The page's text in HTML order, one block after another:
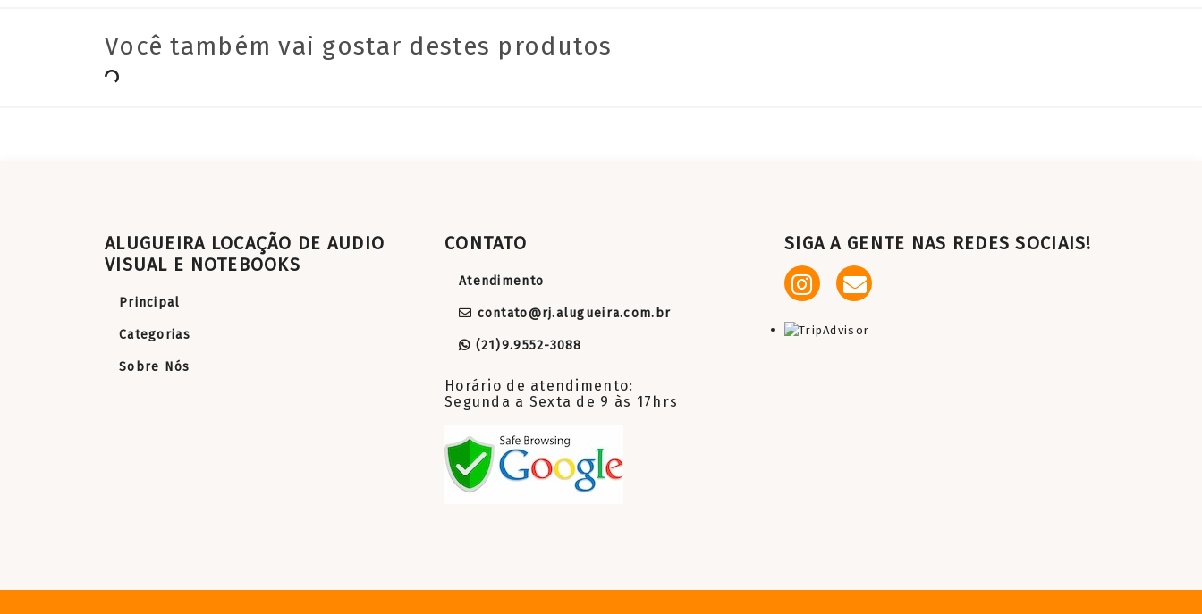
Você também vai gostar destes produtos
ALUGUEIRA LOCAÇÃO DE AUDIO
VISUAL E NOTEBOOKS
Principal
Categorias
Sobre Nós
CONTATO
Atendimento
contato@rj.alugueira.com.br
(21)9.9552-3088
Horário de atendimento:
Segunda a Sexta de 9 às 17hrs
SIGA A GENTE NAS REDES SOCIAIS!